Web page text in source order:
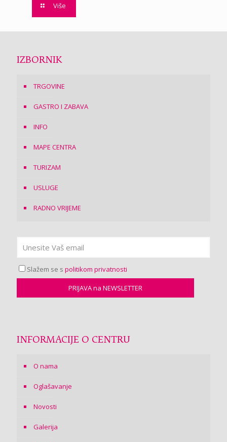
Više
IZBORNIK
TRGOVINE
GASTRO I ZABAVA
INFO
MAPE CENTRA
TURIZAM
USLUGE
RADNO VRIJEME
Slažem se s politikom privatnosti
INFORMACIJE O CENTRU
O nama
Oglašavanje
Novosti
Galerija